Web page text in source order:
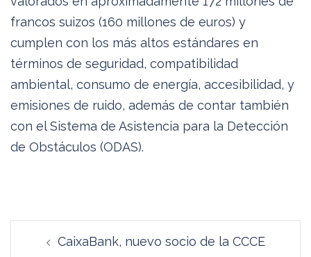
francos suizos (160 millones de euros) y
cumplen con los más altos estándares en
términos de seguridad, compatibilidad
ambiental, consumo de energía, accesibilidad, y
emisiones de ruido, además de contar también
con el Sistema de Asistencia para la Detección
de Obstáculos (ODAS).
CaixaBank, nuevo socio de la CCCE